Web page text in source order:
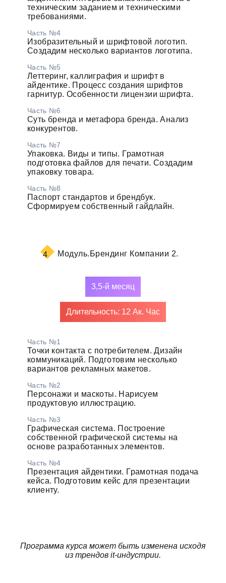
техническим заданием и техническими
требованиями.
Часть №4
Изобразительный и шрифтовой логотип.
Создадим несколько вариантов логотипа.
Часть №5
Леттеринг, каллиграфия и шрифт в
айдентике. Процесс создания шрифтов
гарнитур. Особенности лицензии шрифта.
Часть №6
Суть бренда и метафора бренда. Анализ
конкурентов.
Часть №7
Упаковка. Виды и типы. Грамотная
подготовка файлов для печати. Создадим
упаковку товара.
Часть №8
Паспорт стандартов и брендбук.
Сформируем собственный гайдлайн.
4 Модуль. Брендинг Компании 2.
3,5-й месяц
Длительность: 12 Ак. Час
Часть №1
Точки контакта с потребителем. Дизайн
коммуникаций. Подготовим несколько
вариантов рекламных макетов.
Часть №2
Персонажи и маскоты. Нарисуем
продуктовую иллюстрацию.
Часть №3
Графическая система. Построение
собственной графической системы на
основе разработанных элементов.
Часть №4
Презентация айдентики. Грамотная подача
кейса. Подготовим кейс для презентации
клиенту.
Программа курса может быть изменена исходя
из трендов it-индустрии.